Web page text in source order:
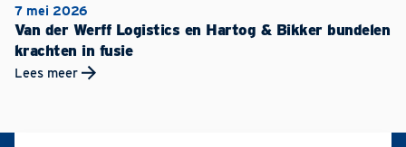
7 mei 2026
Van der Werff Logistics en Hartog & Bikker bundelen
krachten in fusie
Lees meer